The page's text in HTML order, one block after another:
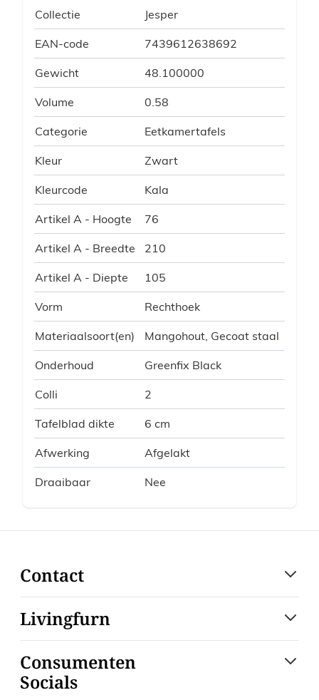
Collectie Jesper
EAN-code 7439612638692
Gewicht 48.100000
Volume 0.58
Categorie Eetkamertafels
Kleur Zwart
Kleurcode Kala
Artikel A - Hoogte 76
Artikel A - Breedte 210
Artikel A - Diepte 105
Vorm Rechthoek
Materiaalsoort(en) Mangohout, Gecoat staal
Onderhoud Greenfix Black
Colli 2
Tafelblad dikte 6 cm
Afwerking Afgelakt
Draaibaar Nee
Contact
Livingfurn
Consumenten
Socials